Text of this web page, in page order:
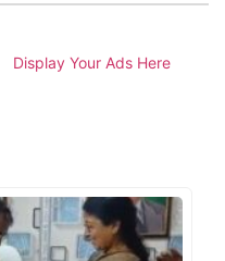
Display Your Ads Here